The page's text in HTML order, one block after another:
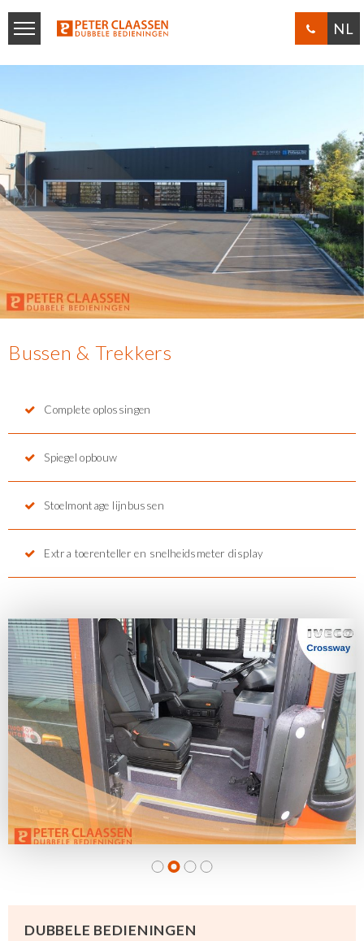
NL
Bussen & Trekkers
Complete oplossingen
Spiegel opbouw
Stoelmontage lijnbussen
Extra toerenteller en snelheidsmeter display
DUBBELE BEDIENINGEN